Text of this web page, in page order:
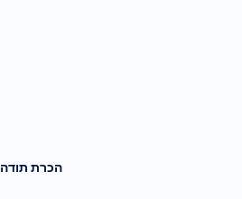
הכרת תודה